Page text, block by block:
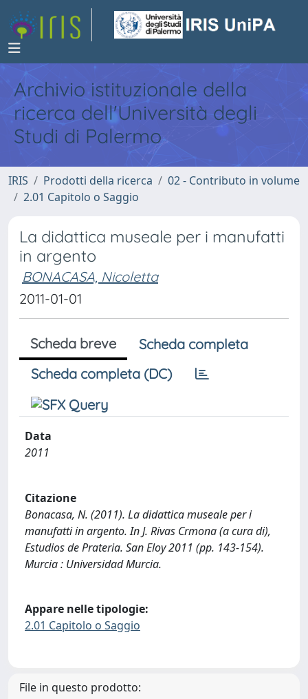
Archivio istituzionale della
ricerca dell'Università degli
Studi di Palermo
IRIS Prodotti della ricerca
02 - Contributo in volume
2.01 Capitolo o Saggio
La didattica museale per i manufatti
in argento
BONACASA, Nicoletta
2011-01-01
Scheda breve
Scheda completa
Scheda completa (DC)
Data
2011
Citazione
Bonacasa, N. (2011). La didattica museale per i
manufatti in argento. In J. Rivas Crmona (a cura di),
Estudios de Prateria. San Eloy 2011 (pp. 143-154).
Murcia : Universidad Murcia.
Appare nelle tipologie:
2.01 Capitolo o Saggio
File in questo prodotto: